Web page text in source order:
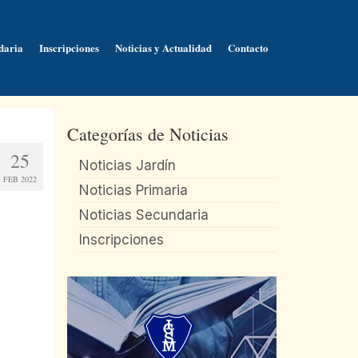
Inscripciones Noticias y Actualidad Contacto
25
FEB 2022
Categorías de Noticias
Noticias Jardín
Noticias Primaria
Noticias Secundaria
Inscripciones